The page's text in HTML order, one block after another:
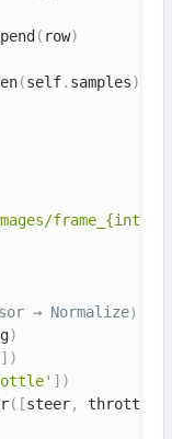
( row)
(self. samples)
→ Normalize）
)
] )
] )
( [steer, throttle